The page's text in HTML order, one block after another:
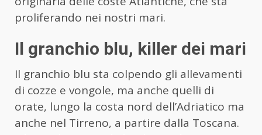
proliferando nei nostri mari.
Il granchio blu, killer dei mari
Il granchio blu sta colpendo gli allevamenti
di cozze e vongole, ma anche quelli di
orate, lungo la costa nord dell’Adriatico ma
anche nel Tirreno, a partire dalla Toscana.